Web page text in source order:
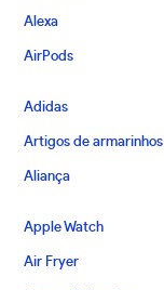
Alexa
AirPods
Adidas
Artigos de armarinhos
Aliança
Apple Watch
Air Fryer